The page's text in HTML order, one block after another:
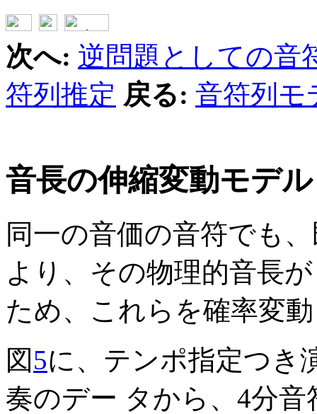
次へ: 逆問題としての音
符列推定 戻る: 音符列モ
音長の伸縮変動モデル
同一の音価の音符でも
より、その物理的音長
ため、これらを確率変
図5に、テンポ指定つき
奏のデー タから、4分